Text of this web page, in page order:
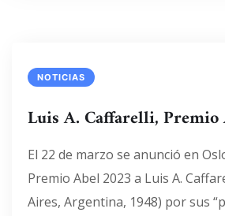
NOTICIAS
Luis A. Caffarelli, Premio
El 22 de marzo se anunció en
Premio Abel 2023 a Luis A.
Aires, Argentina, 1948) por sus